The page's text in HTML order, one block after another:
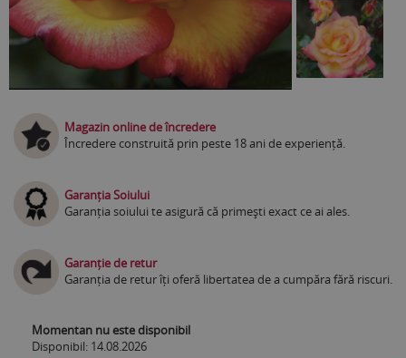
Magazin online de încredere
Încredere construită prin peste 18 ani de experiență.
Garanția Soiului
Garanția soiului te asigură că primești exact ce ai ales.
Garanție de retur
Garanția de retur îți oferă libertatea de a cumpăra fără riscuri.
Momentan nu este disponibil
Disponibil: 14.08.2026